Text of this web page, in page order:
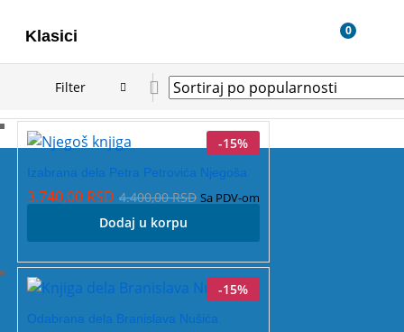
Klasici 0
Filter
-15%
Izabrana dela Petra Petrovića Njegoša
3.740,00 RSD 4.400,00RSD Sa PDV-om
Dodaj u korpu
-15%
Odabrana dela Branislava Nušića